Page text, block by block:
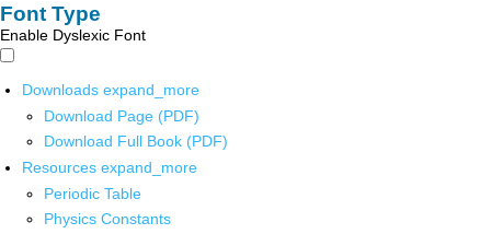
Font Type
Enable Dyslexic Font
Downloads expand_more
Download Page (PDF)
Download Full Book (PDF)
Resources expand_more
Periodic Table
Physics Constants